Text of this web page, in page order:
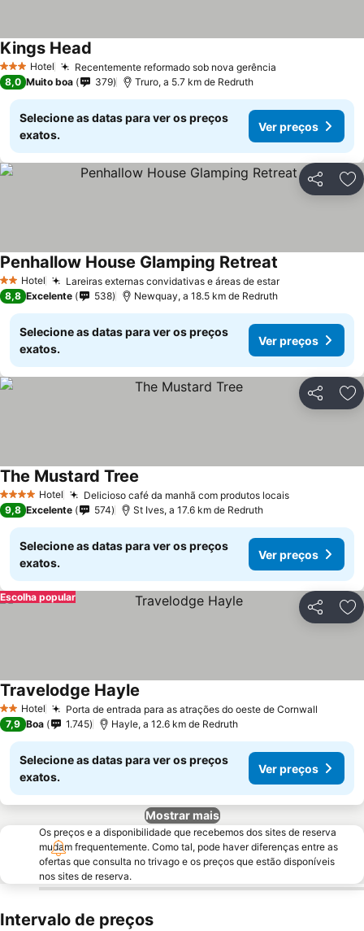
3 EstrelasHotel Recentemente reformado sob nova gerência
Kings Head
8,0 Muito boa 379 Truro, a 5.7 km de Redruth
Selecione as datas para ver os preços
exatos.
Ver preços
Partilhar
2 Estrelas
Hotel Lareiras externas convidativas e áreas de estar
Penhallow House Glamping Retreat
8,8 Excelente 538 Newquay, a 18.5 km de Redruth
Selecione as datas para ver os preços
exatos.
Ver preços
Partilhar
4 EstrelasHotel Delicioso café da manhã com produtos locais
The Mustard Tree
9,8 Excelente 574 St Ives, a 17.6 km de Redruth
Selecione as datas para ver os preços
exatos.
Ver preços
Partilhar
Escolha popular
2 Estrelas
Hotel Porta de entrada para as atrações do oeste de Cornwall
Travelodge Hayle
7,9 Boa 1.745 Hayle, a 12.6 km de Redruth
Selecione as datas para ver os preços
exatos.
Ver preços
Mostrar mais
Os preços e a disponibilidade que recebemos dos sites de reserva
mudam frequentemente. Como tal, pode haver diferenças entre as
ofertas que consulta no trivago e os preços que estão disponíveis
nos sites de reserva.
Intervalo de preços